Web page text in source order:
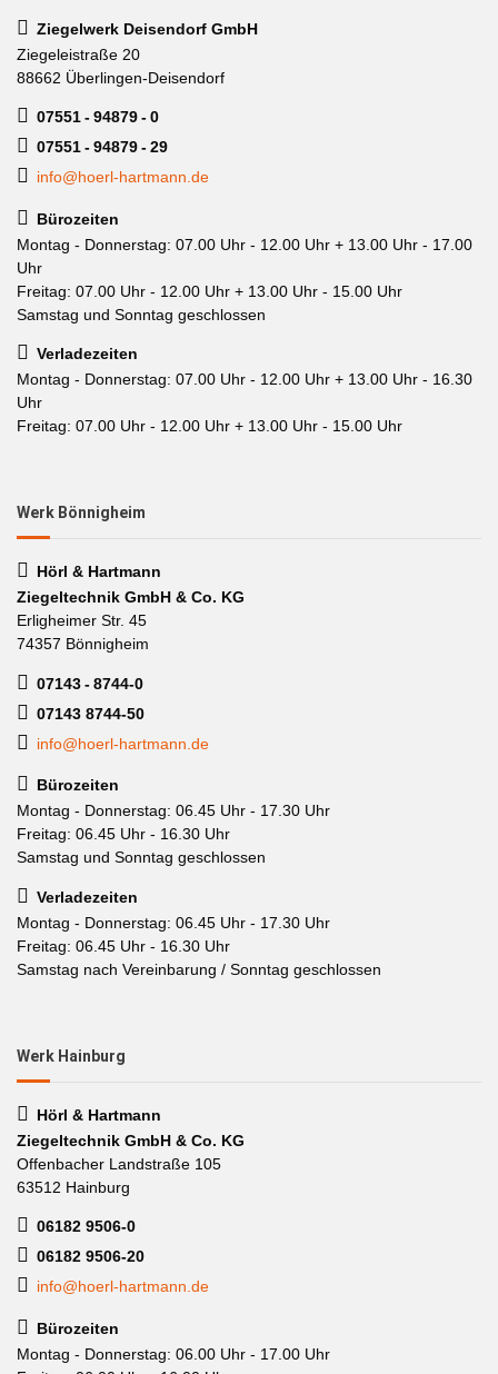
Ziegelwerk Deisendorf GmbH
Ziegeleistraße 20
88662 Überlingen-Deisendorf
07551 - 94879 - 0
07551 - 94879 - 29
info@hoerl-hartmann.de
Bürozeiten
Montag - Donnerstag: 07.00 Uhr - 12.00 Uhr + 13.00 Uhr - 17.00
Uhr
Freitag: 07.00 Uhr - 12.00 Uhr + 13.00 Uhr - 15.00 Uhr
Samstag und Sonntag geschlossen
Verladezeiten
Montag - Donnerstag: 07.00 Uhr - 12.00 Uhr + 13.00 Uhr - 16.30
Uhr
Freitag: 07.00 Uhr - 12.00 Uhr + 13.00 Uhr - 15.00 Uhr
Werk Bönnigheim
Hörl & Hartmann
Ziegeltechnik GmbH & Co. KG
Erligheimer Str. 45
74357 Bönnigheim
07143 - 8744-0
07143 8744-50
info@hoerl-hartmann.de
Bürozeiten
Montag - Donnerstag: 06.45 Uhr - 17.30 Uhr
Freitag: 06.45 Uhr - 16.30 Uhr
Samstag und Sonntag geschlossen
Verladezeiten
Montag - Donnerstag: 06.45 Uhr - 17.30 Uhr
Freitag: 06.45 Uhr - 16.30 Uhr
Samstag nach Vereinbarung / Sonntag geschlossen
Werk Hainburg
Hörl & Hartmann
Ziegeltechnik GmbH & Co. KG
Offenbacher Landstraße 105
63512 Hainburg
06182 9506-0
06182 9506-20
info@hoerl-hartmann.de
Bürozeiten
Montag - Donnerstag: 06.00 Uhr - 17.00 Uhr